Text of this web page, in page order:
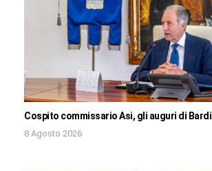
Cospito commissario Asi, gli auguri di Bardi
8 Agosto 2026